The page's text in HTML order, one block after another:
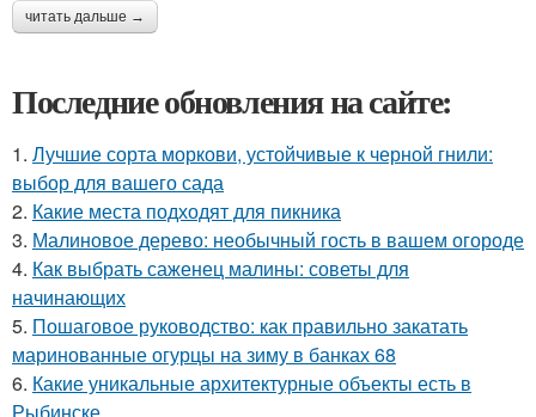
читать дальше →
Последние обновления на сайте:
1. Лучшие сорта моркови, устойчивые к черной гнили:
выбор для вашего сада
2. Какие места подходят для пикника
3. Малиновое дерево: необычный гость в вашем огороде
4. Как выбрать саженец малины: советы для
начинающих
5. Пошаговое руководство: как правильно закатать
маринованные огурцы на зиму в банках 68
6. Какие уникальные архитектурные объекты есть в
Рыбинске